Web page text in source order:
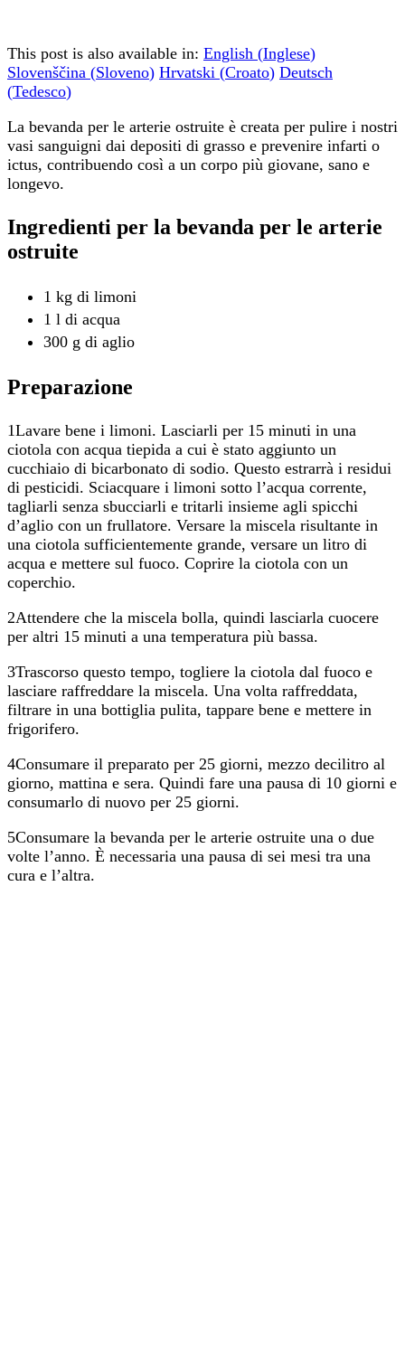
This post is also available in: English (Inglese)
Slovenščina (Sloveno) Hrvatski (Croato) Deutsch
(Tedesco)
La bevanda per le arterie ostruite è creata per pulire i nostri
vasi sanguigni dai depositi di grasso e prevenire infarti o
ictus, contribuendo così a un corpo più giovane, sano e
longevo.
Ingredienti per la bevanda per le arterie
ostruite
1 kg di limoni
1 l di acqua
300 g di aglio
Preparazione
1Lavare bene i limoni. Lasciarli per 15 minuti in una
ciotola con acqua tiepida a cui è stato aggiunto un
cucchiaio di bicarbonato di sodio. Questo estrarrà i residui
di pesticidi. Sciacquare i limoni sotto l’acqua corrente,
tagliarli senza sbucciarli e tritarli insieme agli spicchi
d’aglio con un frullatore. Versare la miscela risultante in
una ciotola sufficientemente grande, versare un litro di
acqua e mettere sul fuoco. Coprire la ciotola con un
coperchio.
2Attendere che la miscela bolla, quindi lasciarla cuocere
per altri 15 minuti a una temperatura più bassa.
3Trascorso questo tempo, togliere la ciotola dal fuoco e
lasciare raffreddare la miscela. Una volta raffreddata,
filtrare in una bottiglia pulita, tappare bene e mettere in
frigorifero.
4Consumare il preparato per 25 giorni, mezzo decilitro al
giorno, mattina e sera. Quindi fare una pausa di 10 giorni e
consumarlo di nuovo per 25 giorni.
5Consumare la bevanda per le arterie ostruite una o due
volte l’anno. È necessaria una pausa di sei mesi tra una
cura e l’altra.